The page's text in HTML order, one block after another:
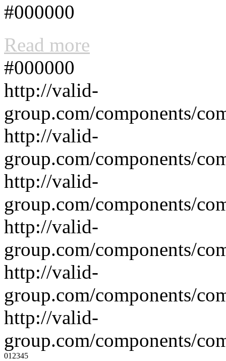
#000000
Read more
#000000
http://valid-
group.com/components/
http://valid-
group.com/components/
http://valid-
group.com/components/
http://valid-
group.com/components/
http://valid-
group.com/components/
http://valid-
group.com/components/
01 2345